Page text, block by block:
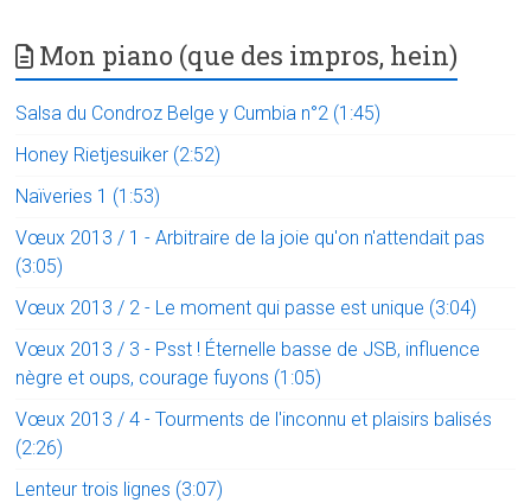
Mon piano (que des impros, hein)
Salsa du Condroz Belge y Cumbia n°2 (1:45)
Honey Rietjesuiker (2:52)
Naïveries 1 (1:53)
Vœux 2013 / 1 - Arbitraire de la joie qu'on n'attendait pas
(3:05)
Vœux 2013 / 2 - Le moment qui passe est unique (3:04)
Vœux 2013 / 3 - Psst ! Éternelle basse de JSB, influence
nègre et oups, courage fuyons (1:05)
Vœux 2013 / 4 - Tourments de l'inconnu et plaisirs balisés
(2:26)
Lenteur trois lignes (3:07)